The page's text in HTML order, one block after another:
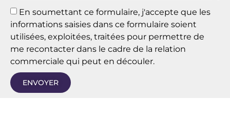
En soumettant ce formulaire, j'accepte que les
informations saisies dans ce formulaire soient
utilisées, exploitées, traitées pour permettre de
me recontacter dans le cadre de la relation
commerciale qui peut en découler.
ENVOYER